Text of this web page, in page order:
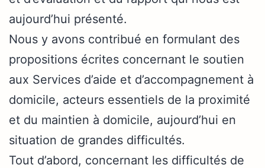
aujourd’hui présenté.
Nous y avons contribué en formulant des
propositions écrites concernant le soutien
aux Services d’aide et d’accompagnement à
domicile, acteurs essentiels de la proximité
et du maintien à domicile, aujourd’hui en
situation de grandes difficultés.
Tout d’abord, concernant les difficultés de